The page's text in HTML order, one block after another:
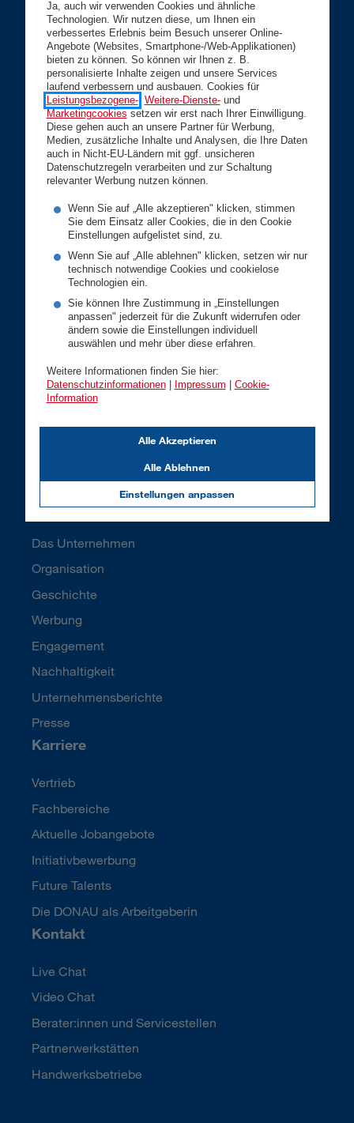
Ja, auch wir verwenden Cookies und ähnliche
Technologien. Wir nutzen diese, um Ihnen ein
verbessertes Erlebnis beim Besuch unserer Online-
Angebote (Websites, Smartphone-/Web-Applikationen)
bieten zu können. So können wir Ihnen z. B.
personalisierte Inhalte zeigen und unsere Services
laufend verbessern und ausbauen. Cookies für
Leistungsbezogene-, Weitere-Dienste-und
Marketingcookies setzen wir erst nach Ihrer Einwilligung.
Diese gehen auch an unsere Partner für Werbung,
Medien, zusätzliche Inhalte und Analysen, die Ihre Daten
auch in Nicht-EU-Ländern mit ggf. unsicheren
Datenschutzregeln verarbeiten und zur Schaltung
relevanter Werbung nutzen können.
Wenn Sie auf „Alle akzeptieren" klicken, stimmen
Sie dem Einsatz aller Cookies, die in den Cookie
Einstellungen aufgelistet sind, zu.
Wenn Sie auf „Alle ablehnen" klicken, setzen wir nur
technisch notwendige Cookies und cookielose
Technologien ein.
Sie können Ihre Zustimmung in „Einstellungen
anpassen" jederzeit für die Zukunft widerrufen oder
ändern sowie die Einstellungen individuell
auswählen und mehr über diese erfahren.
Weitere Informationen finden Sie hier:
Datenschutzinformationen| Impressum
Cookie-
Information
Einstellungen anpassen
Alle Ablehnen
Alle Akzeptieren
Betriebsversicherungen
Vorsorge
Branchenlösungen
Service
Versicherungsfall melden
Meine DONAU
Daten ändern
Servicedownloads
Informationsblätter Privatkunden
Informationsblätter Geschäftskunden
Ombudsstelle
Klauseln und Bedingungen
DONAU-Lexikon
Pensionslückenrechner
Umzugscheckliste
DONAU
Das Unternehmen
Organisation
Geschichte
Werbung
Engagement
Nachhaltigkeit
Unternehmensberichte
Presse
Karriere
Vertrieb
Fachbereiche
Aktuelle Jobangebote
Initiativbewerbung
Future Talents
Die DONAU als Arbeitgeberin
Kontakt
Live Chat
Video Chat
Berater:innen und Servicestellen
Partnerwerkstätten
Handwerksbetriebe